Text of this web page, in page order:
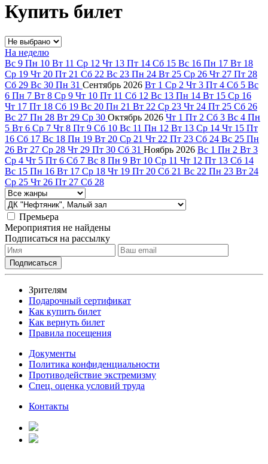
Купить билет
На неделю
Вс 9 Пн 10 Вт 11 Ср 12 Чт 13 Пт 14 Сб 15 Вс 16 Пн 17 Вт 18
Ср 19 Чт 20 Пт 21 Сб 22 Вс 23 Пн 24 Вт 25 Ср 26 Чт 27 Пт 28
Сб 29 Вс 30 Пн 31 Сентябрь 2026 Вт 1 Ср 2 Чт 3 Пт 4 Сб 5 Вс
6 Пн 7 Вт 8 Ср 9 Чт 10 Пт 11 Сб 12 Вс 13 Пн 14 Вт 15 Ср 16
Чт 17 Пт 18 Сб 19 Вс 20 Пн 21 Вт 22 Ср 23 Чт 24 Пт 25 Сб 26
Вс 27 Пн 28 Вт 29 Ср 30 Октябрь 2026 Чт 1 Пт 2 Сб 3 Вс 4 Пн
5 Вт 6 Ср 7 Чт 8 Пт 9 Сб 10 Вс 11 Пн 12 Вт 13 Ср 14 Чт 15 Пт
16 Сб 17 Вс 18 Пн 19 Вт 20 Ср 21 Чт 22 Пт 23 Сб 24 Вс 25 Пн
26 Вт 27 Ср 28 Чт 29 Пт 30 Сб 31 Ноябрь 2026 Вс 1 Пн 2 Вт 3
Ср 4 Чт 5 Пт 6 Сб 7 Вс 8 Пн 9 Вт 10 Ср 11 Чт 12 Пт 13 Сб 14
Вс 15 Пн 16 Вт 17 Ср 18 Чт 19 Пт 20 Сб 21 Вс 22 Пн 23 Вт 24
Ср 25 Чт 26 Пт 27 Сб 28
Премьера
Мероприятия не найдены
Подписаться на рассылку
Зрителям
Подарочный сертификат
Как купить билет
Как вернуть билет
Правила посещения
Документы
Политика конфиденциальности
Противодействие экстремизму
Спец. оценка условий труда
Контакты